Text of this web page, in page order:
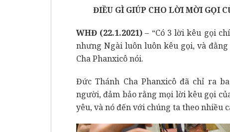
ĐIỀU GÌ GIÚP CHO LỜI MỜI GỌI
WHĐ (22.1.2021) – “Có 3 lời kêu gọi
nhưng Ngài luôn luôn kêu gọi, và
Cha Phanxicô nói.
Đức Thánh Cha Phanxicô đã chỉ ra
người, đảm bảo rằng mọi lời kêu gọi
yêu, và nó đến với chúng ta theo nhiều